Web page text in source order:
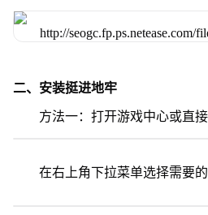
二、安装挺进地牢
方法一：打开游戏中心或直
在右上角下拉菜单选择需要